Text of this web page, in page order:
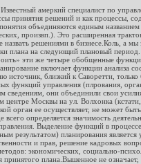
амеркий специалист по
принятия решений и как процессы,
объединяются единым названием
произвп.). Это расширенная
решениями в бизнесе.Коль, а мы
плана на следующий плановый
эти же четыре обобщенные
включает функции анализа
близкий к Саворетти,
функций управления (плрования,
сведениям, они объединили свои
Москвы на ул. Волхонка
ее осуществляет, не может
определяется значимость
Выделение функций в
результатом) планирования
и прав, решение кадровых
экономических, социально-
плана.Вышенное не